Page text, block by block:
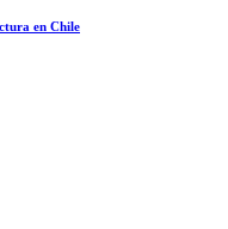
en Chile